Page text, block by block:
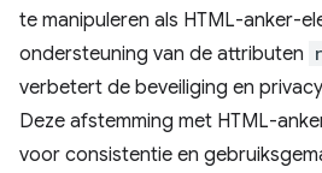
te manipuleren als HTML-anker-
ondersteuning van de attributen
verbetert de beveiliging en
Deze afstemming met HTML-
voor consistentie en